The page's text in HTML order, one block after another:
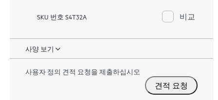
SKU 번호 S4T32A 비교
사양 보기
사용자 정의 견적 요청을 제출하십시오
견적 요청